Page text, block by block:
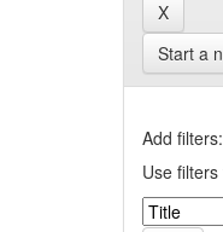
Start a
Add filters:
Use